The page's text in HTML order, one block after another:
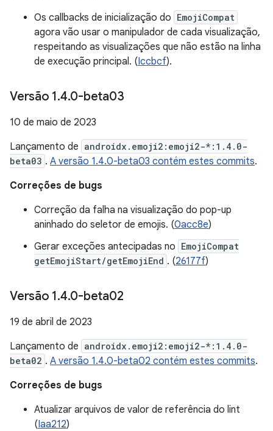
Os callbacks de inicialização do EmojiCompat
agora vão usar o manipulador de cada visualização,
respeitando as visualizações que não estão na linha
de execução principal. (Iccbcf).
Versão 1.4.0-beta03
10 de maio de 2023
Lançamento de androidx.emoji2:emoji2-*:1.4.0-
beta03 . A versão 1.4.0-beta03 contém estes commits.
Correções de bugs
Correção da falha na visualização do pop-up
aninhado do seletor de emojis. (0acc8e)
Gerar exceções antecipadas no EmojiCompat
getEmojiStart/getEmojiEnd . (26177f)
Versão 1.4.0-beta02
19 de abril de 2023
Lançamento de androidx.emoji2:emoji2-*:1.4.0-
beta02 . A versão 1.4.0-beta02 contém estes commits.
Correções de bugs
Atualizar arquivos de valor de referência do lint
(Iaa212)